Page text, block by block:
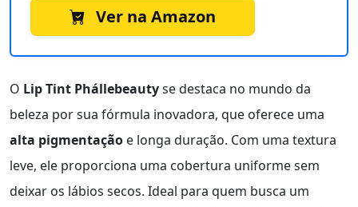
Ver na Amazon
O Lip Tint Phállebeautyse destaca no mundo da
beleza por sua fórmula inovadora, que oferece uma
alta pigmentação e longa duração. Com uma textura
leve, ele proporciona uma cobertura uniforme sem
deixar os lábios secos. Ideal para quem busca um